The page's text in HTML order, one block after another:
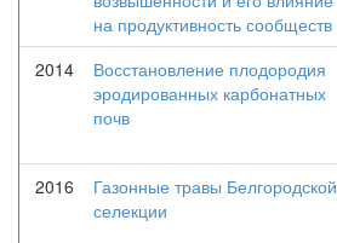
на продуктивность сообществ
2014
Восстановление плодородия
эродированных карбонатных
почв
2016
Газонные травы Белгородской
селекции